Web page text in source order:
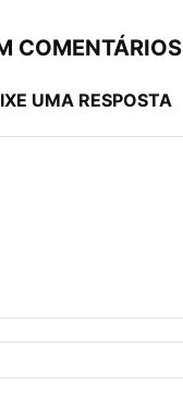
COMENTÁRIOS
UMA RESPOSTA